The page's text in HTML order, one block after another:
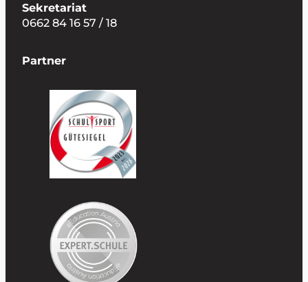
Sekretariat
0662 84 16 57 / 18
Partner